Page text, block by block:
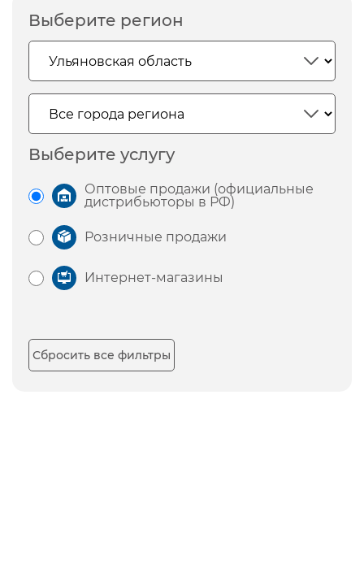
Выберите регион
Выберите услугу
Оптовые продажи (официальные
дистрибьюторы в РФ)
Розничные продажи
Интернет-магазины
Сбросить все фильтры